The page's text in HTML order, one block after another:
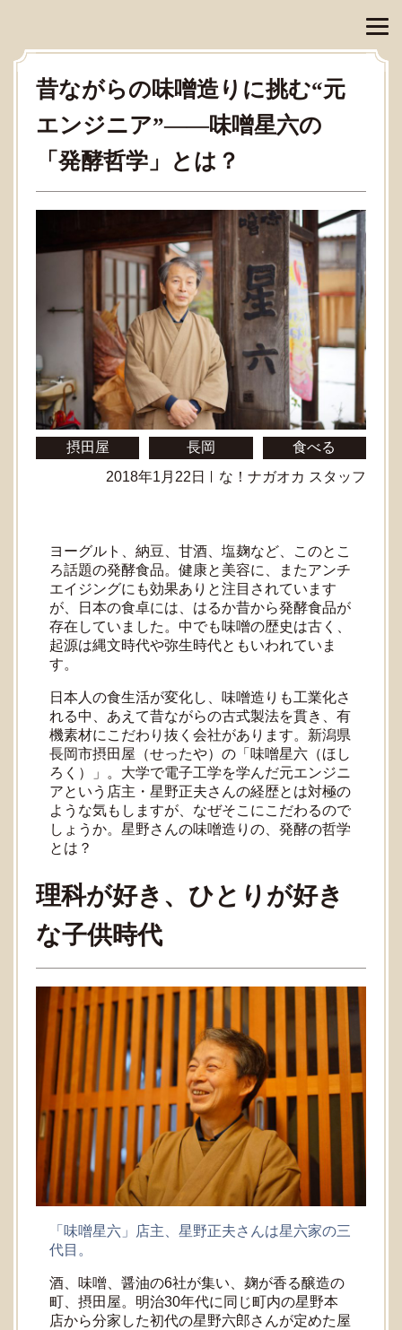
昔ながらの味噌造りに挑む“元
エンジニア”——味噌星六の
「発酵哲学」とは？
摂田屋 長岡
食べる
2018年1月22日
な！ナガオカ スタッフ
ヨーグルト、納豆、甘酒、塩麹など、このとこ
ろ話題の発酵食品。健康と美容に、またアンチ
エイジングにも効果ありと注目されています
が、日本の食卓には、はるか昔から発酵食品が
存在していました。中でも味噌の歴史は古く、
起源は縄文時代や弥生時代ともいわれていま
す。
日本人の食生活が変化し、味噌造りも工業化さ
れる中、あえて昔ながらの古式製法を貫き、有
機素材にこだわり抜く会社があります。新潟県
長岡市摂田屋（せったや）の「味噌星六（ほし
ろく）」。大学で電子工学を学んだ元エンジニ
アという店主・星野正夫さんの経歴とは対極の
ような気もしますが、なぜそこにこだわるので
しょうか。星野さんの味噌造りの、発酵の哲学
とは？
理科が好き、ひとりが好き
な子供時代
「味噌星六」店主、星野正夫さんは星六家の三
代目。
酒、味噌、醤油の6社が集い、麹が香る醸造の
町、摂田屋。明治30年代に同じ町内の星野本
店から分家した初代の星野六郎さんが定めた屋